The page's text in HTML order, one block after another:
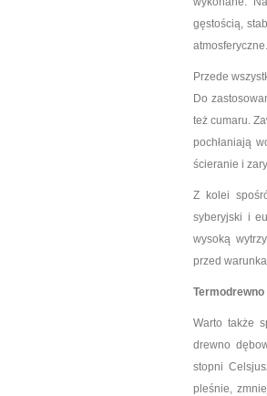
gęstością,
atmosferyczne.
Przede
Do
też cumaru.
pochłaniają
ścieranie i
Z kolei
syberyjski i
wysoką
przed
Termodrewno
Warto także
drewno
stopni
pleśnie,